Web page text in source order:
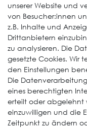
Weitere
EcoDach EPDM
ElastoGround EPDM
Multi-Fix Solarhalter
Service
Gewerbekunde
Versand &
unserer Website und
von Besucher:innen
z.B. Inhalte und
Drittanbietern
zu analysieren. Die
gesetzte Cookies. Wir
den Einstellungen
Die
eines berechtigten
erteilt oder abgelehnt
einzuwilligen und die
Zeitpunkt zu ändern